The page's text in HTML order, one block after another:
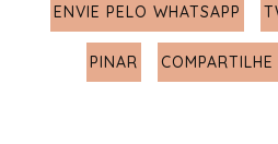
ENVIE PELO WHATSAPP
PINAR